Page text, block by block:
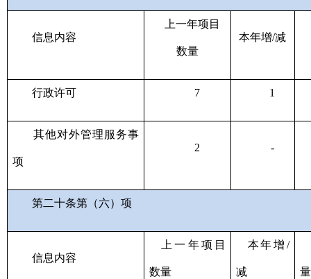
信息内容
上一年项目
数量
本年增/减
行政许可 7 1
其他对外管理服务事
项
2 -
第二十条第（六）项
信息内容
上一年项目
数量
本年增 /
减 量